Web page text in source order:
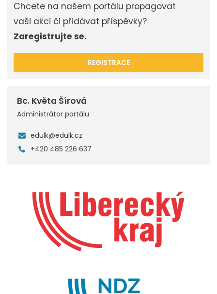
Chcete na našem portálu propagovat
vaši akci či přidávat příspěvky?
Zaregistrujte se.
REGISTRACE
Bc. Květa Šírová
Administrátor portálu
edulk@edulk.cz
+420 485 226 637